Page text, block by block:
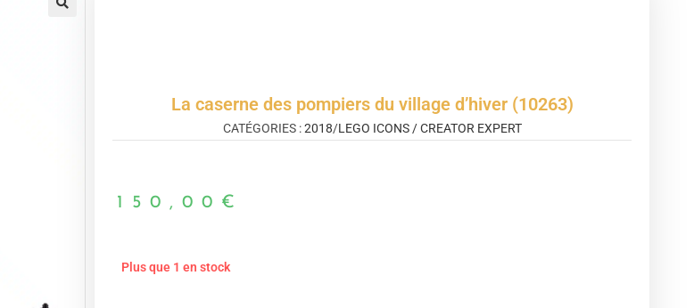
La caserne des pompiers du village d’hiver (10263)
CATÉGORIES :2018/LEGO ICONS / CREATOR EXPERT
150,00 €
Plus que 1 en stock